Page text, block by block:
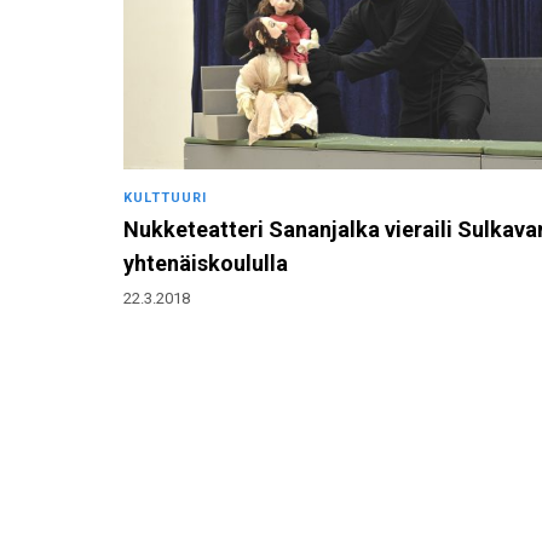
KULTTUURI
Nukketeatteri Sananjalka vieraili
yhtenäiskoululla
22.3.2018